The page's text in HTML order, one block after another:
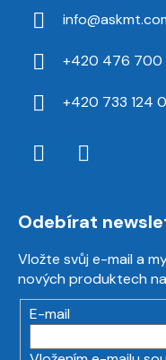
info@
+420 476 700
+420 733 124
Odebírat
Vložte svůj e-mail a
nových produktech
E-mail